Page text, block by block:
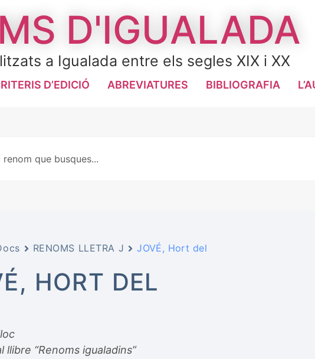
D'IGUALADA
a Igualada entre els segles XIX i XX
D’EDICIÓ ABREVIATURES BIBLIOGRAFIA
RENOMS LLETRA J JOVÉ, Hort del
HORT DEL
llibre “Renoms igualadins”